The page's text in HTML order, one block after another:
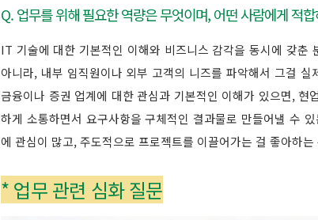
Q. 업무를 위해 필요한 역량은 무엇이며, 어떤 사람에게 적
IT 기술에 대한 기본적인 이해와 비즈니스 감각을 동시에 갖춘
아니라, 내부 임직원이나 외부 고객의 니즈를 파악해서 그걸
금융이나 증권 업계에 대한 관심과 기본적인 이해가 있으면,
하게 소통하면서 요구사항을 구체적인 결과물로 만들어낼 수
에 관심이 많고, 주도적으로 프로젝트를 이끌어가는 걸 좋아하
* 업무 관련 심화 질문